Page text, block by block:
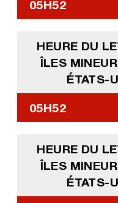
05H52
HEURE DU
ÎLES
ÉTATS-
05H52
HEURE DU
ÎLES
ÉTATS-